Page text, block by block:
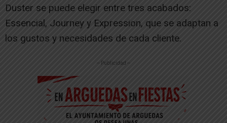
Duster se puede elegir entre tres acabados:
Essencial, Journey y Expression, que se adaptan a
los gustos y necesidades de cada cliente.
-- Publicidad --